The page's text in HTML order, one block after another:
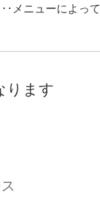
メニューによっ
ります